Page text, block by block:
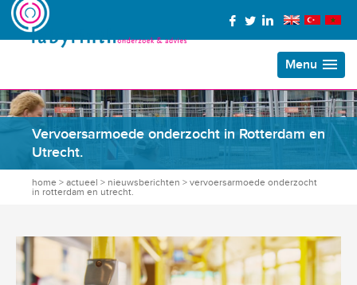
Menu
Vervoersarmoede onderzocht in Rotterdam en
Utrecht.
home > actueel > nieuwsberichten > vervoersarmoede onderzocht
in rotterdam en utrecht.